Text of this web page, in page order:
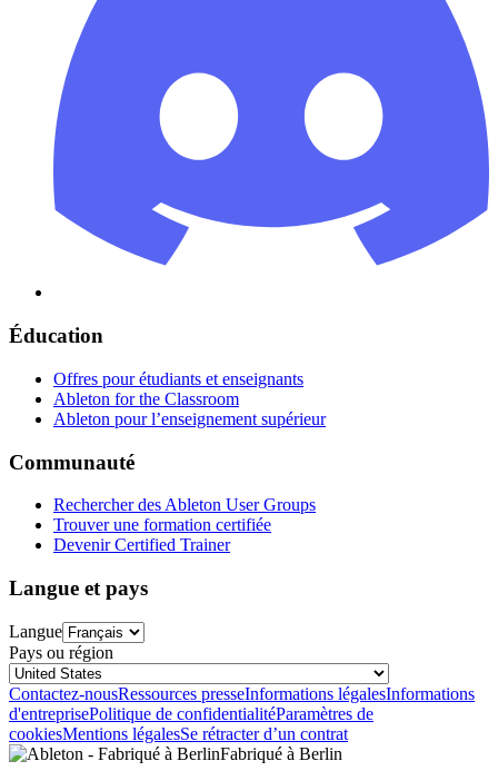
Éducation
Offres pour étudiants et enseignants
Ableton for the Classroom
Ableton pour l’enseignement supérieur
Communauté
Rechercher des Ableton User Groups
Trouver une formation certifiée
Devenir Certified Trainer
Langue et pays
Langue
Pays ou région
Contactez-nousRessources presseInformations légalesInformations
d'entreprisePolitique de confidentialitéParamètres de
cookiesMentions légalesSe rétracter d’un contrat
Fabriqué à Berlin